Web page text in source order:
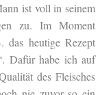
ist voll in seinem
zu. Im Moment
heutige Rezept
Dafür habe ich auf
des Fleisches